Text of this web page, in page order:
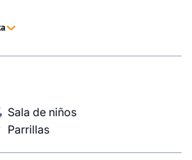
con amigos y familia.
Sala de niños
Parrillas